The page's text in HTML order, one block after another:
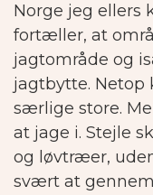
Norge jeg ellers
fortæller, at
jagtområde og
jagtbytte. Netop
særlige store.
at jage i. Stejle
og løvtræer,
svært at